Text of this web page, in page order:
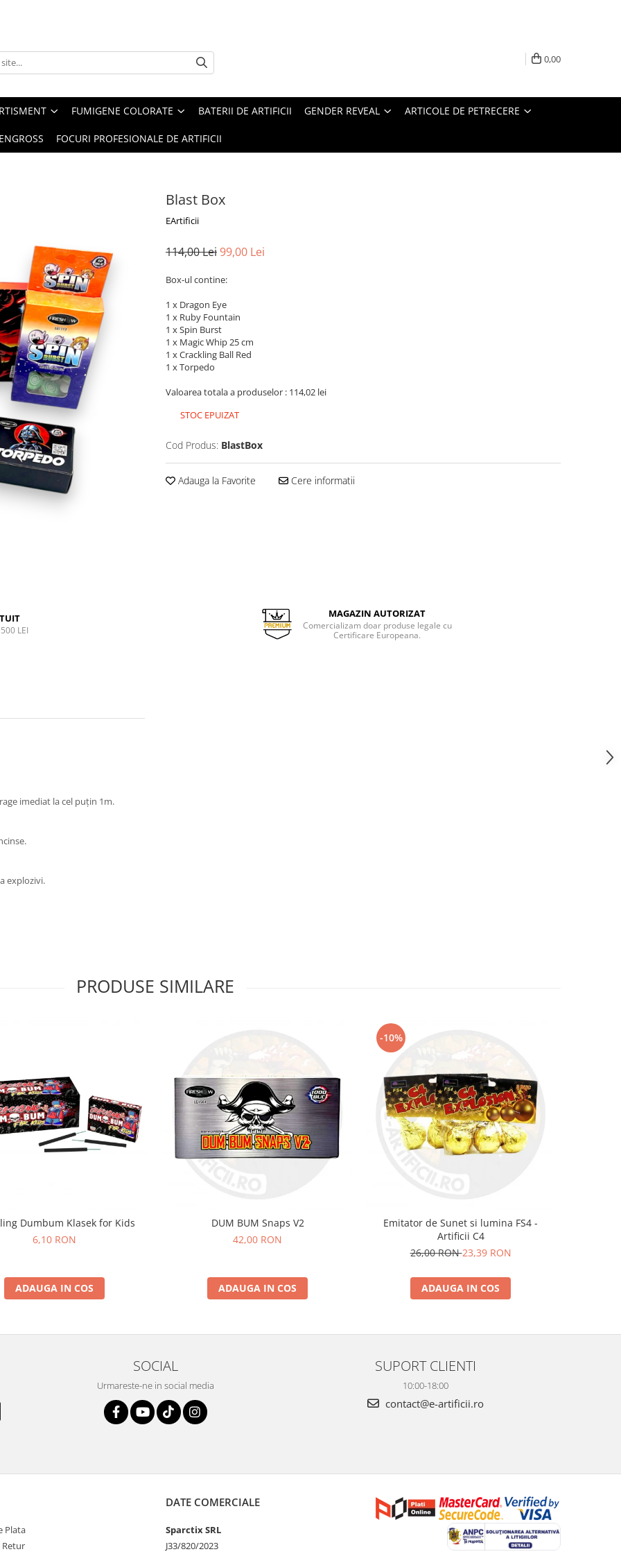
0,00
FUMIGENE COLORATE BATERII DE ARTIFICII GENDER REVEAL ARTICOLE DE PETRECERE
FOCURI PROFESIONALE DE ARTIFICII
Blast Box
EArtificii
114,00 Lei99,00 Lei
Box-ul contine:
1 x Dragon Eye
1 x Ruby Fountain
1 x Spin Burst
1 x Magic Whip 25 cm
1 x Crackling Ball Red
1 x Torpedo
Valoarea totala a produselor : 114,02 lei
STOC EPUIZAT
Cod Produs: BlastBox
Adauga la Favorite Cere informatii
LEI
MAGAZIN AUTORIZAT
Comercializam doar produse legale cu
Certificare Europeana.
imediat la cel puțin 1m.
explozivi.
PRODUSE SIMILARE
Dumbum Klasek for Kids
6,10 RON
ADAUGA IN COS
DUM BUM Snaps V2
42,00 RON
ADAUGA IN COS
-10%
Emitator de Sunet si lumina FS4 -
Artificii C4
26,00 RON23,39 RON
ADAUGA IN COS
SOCIAL
Urmareste-ne in social media
SUPORT CLIENTI
10:00-18:00
contact@e-artificii.ro
Plata
Retur
DATE COMERCIALE
Sparctix SRL
J33/820/2023